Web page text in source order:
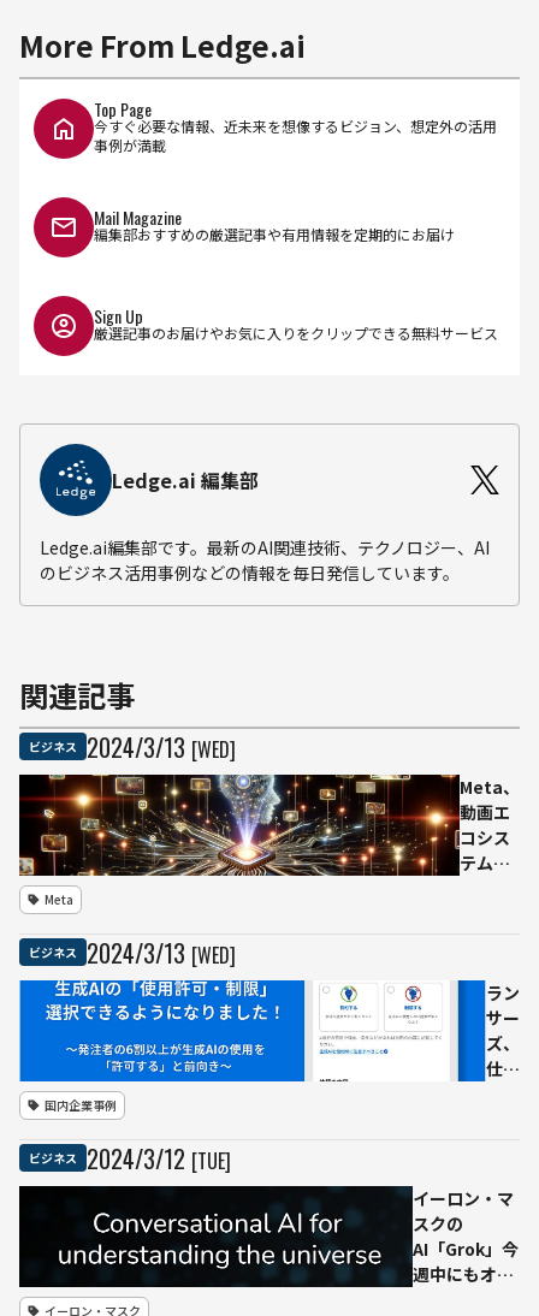
More From Ledge.ai
Top Page
今すぐ必要な情報、近未来を想像するビジョン、想定外の活用
事例が満載
Mail Magazine
編集部おすすめの厳選記事や有用情報を定期的にお届け
Sign Up
厳選記事のお届けやお気に入りをクリップできる無料サービス
Ledge.ai 編集部
Ledge.ai編集部です。最新のAI関連技術、テクノロジー、AI
のビジネス活用事例などの情報を毎日発信しています。
関連記事
ビジネス 2024/3/13 [WED]
Meta、
動画エ
コシス
テム全
デルの
構築を
進行中
Meta
ビジネス 2024/3/13 [WED]
ラン
サー
ズ、
仕事
の
用許
可・
国内企業事例
ビジネス 2024/3/12 [TUE]
イーロン・マ
スクの
AI「Grok」今
週中にもオー
イーロン・マスク